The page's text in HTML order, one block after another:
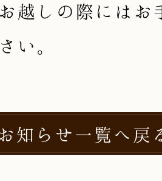
越しの際にはお
い。
知らせ一覧へ戻